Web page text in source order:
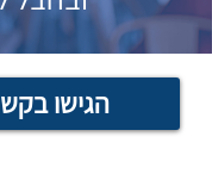
הגישו